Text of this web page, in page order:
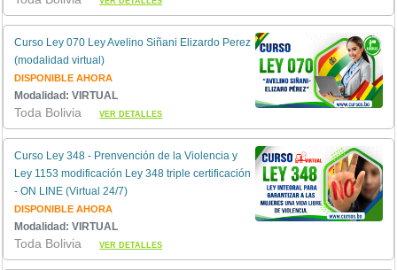
Curso Ley 070 Ley Avelino Siñani Elizardo Perez
(modalidad virtual)
DISPONIBLE AHORA
Modalidad: VIRTUAL
Toda BoliviaVER DETALLES
Curso Ley 348 - Prenvención de la Violencia y
Ley 1153 modificación Ley 348 triple certificación
- ON LINE (Virtual 24/7)
DISPONIBLE AHORA
Modalidad: VIRTUAL
Toda BoliviaVER DETALLES